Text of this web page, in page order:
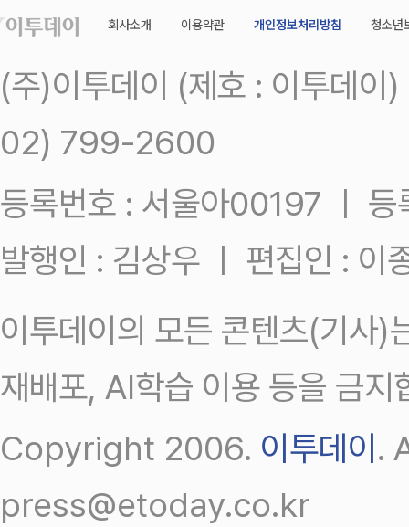
회사소개 이용약관 개인정보처리방침 청소년
(주)이투데이 (제호 : 이투데
02) 799-2600
등록번호 : 서울아00197 ㅣ
발행인 : 김상우 ㅣ 편집인 : 이
이투데이의 모든 콘텐츠(기사)
재배포, AI학습 이용 등을 금지
Copyright 2006. 이투데이 .
press@etoday.co.kr